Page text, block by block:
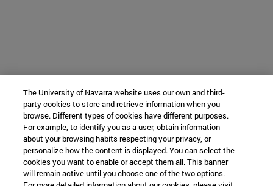
The University of Navarra website uses our own and third-
party cookies to store and retrieve information when you
browse. Different types of cookies have different purposes.
For example, to identify you as a user, obtain information
about your browsing habits respecting your privacy, or
personalize how the content is displayed. You can select the
cookies you want to enable or accept them all. This banner
will remain active until you choose one of the two options.